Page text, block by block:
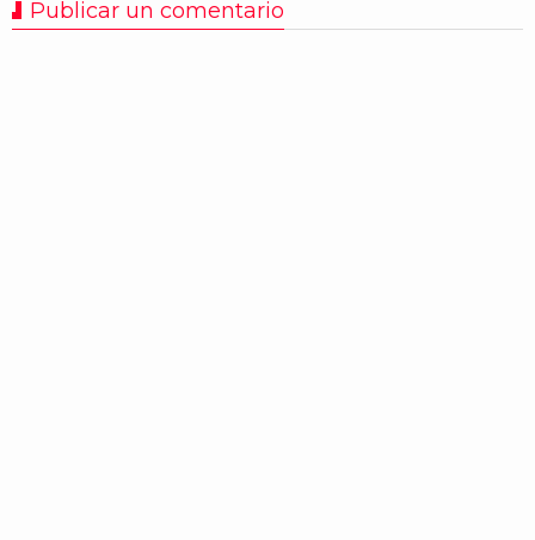
Publicar un comentario